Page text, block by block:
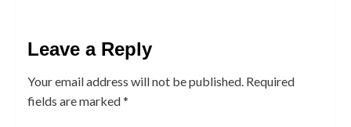
Leave a Reply
Your email address will not be published. Required
fields are marked*